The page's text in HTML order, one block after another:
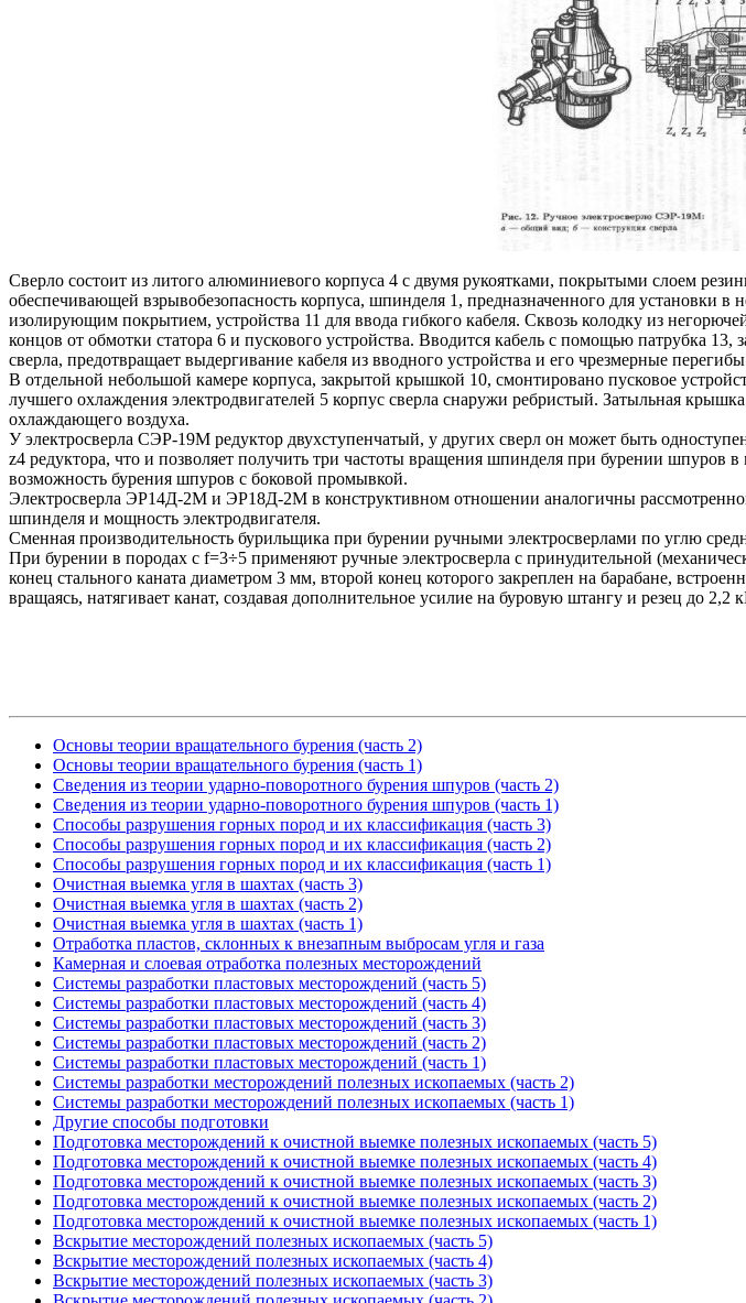
Сверло состоит из литого алюминиевого корпуса 4 с двумя рукоятками, покрытыми слоем
обеспечивающей взрывобезопасность корпуса, шпинделя 1, предназначенного для установки
изолирующим покрытием, устройства 11 для ввода гибкого кабеля. Сквозь колодку из
концов от обмотки статора 6 и пускового устройства. Вводится кабель с помощью патрубка
сверла, предотвращает выдергивание кабеля из вводного устройства и его чрезмерные
В отдельной небольшой камере корпуса, закрытой крышкой 10, смонтировано пусковое
лучшего охлаждения электродвигателей 5 корпус сверла снаружи ребристый. Затыльная
охлаждающего воздуха.
У электросверла СЭР-19М редуктор двухступенчатый, у других сверл он может быть
z4 редуктора, что и позволяет получить три частоты вращения шпинделя при бурении
возможность бурения шпуров с боковой промывкой.
Электросверла ЭР14Д-2М и ЭР18Д-2М в конструктивном отношении аналогичны
шпинделя и мощность электродвигателя.
Сменная производительность бурильщика при бурении ручными электросверлами по углю
При бурении в породах с f=3÷5 применяют ручные электросверла с принудительной
конец стального каната диаметром 3 мм, второй конец которого закреплен на барабане,
вращаясь, натягивает канат, создавая дополнительное усилие на буровую штангу и резец до 2,2
Основы теории вращательного бурения (часть 2)
Основы теории вращательного бурения (часть 1)
Сведения из теории ударно-поворотного бурения шпуров (часть 2)
Сведения из теории ударно-поворотного бурения шпуров (часть 1)
Способы разрушения горных пород и их классификация (часть 3)
Способы разрушения горных пород и их классификация (часть 2)
Способы разрушения горных пород и их классификация (часть 1)
Очистная выемка угля в шахтах (часть 3)
Очистная выемка угля в шахтах (часть 2)
Очистная выемка угля в шахтах (часть 1)
Отработка пластов, склонных к внезапным выбросам угля и газа
Камерная и слоевая отработка полезных месторождений
Системы разработки пластовых месторождений (часть 5)
Системы разработки пластовых месторождений (часть 4)
Системы разработки пластовых месторождений (часть 3)
Системы разработки пластовых месторождений (часть 2)
Системы разработки пластовых месторождений (часть 1)
Системы разработки месторождений полезных ископаемых (часть 2)
Системы разработки месторождений полезных ископаемых (часть 1)
Другие способы подготовки
Подготовка месторождений к очистной выемке полезных ископаемых (часть 5)
Подготовка месторождений к очистной выемке полезных ископаемых (часть 4)
Подготовка месторождений к очистной выемке полезных ископаемых (часть 3)
Подготовка месторождений к очистной выемке полезных ископаемых (часть 2)
Подготовка месторождений к очистной выемке полезных ископаемых (часть 1)
Вскрытие месторождений полезных ископаемых (часть 5)
Вскрытие месторождений полезных ископаемых (часть 4)
Вскрытие месторождений полезных ископаемых (часть 3)